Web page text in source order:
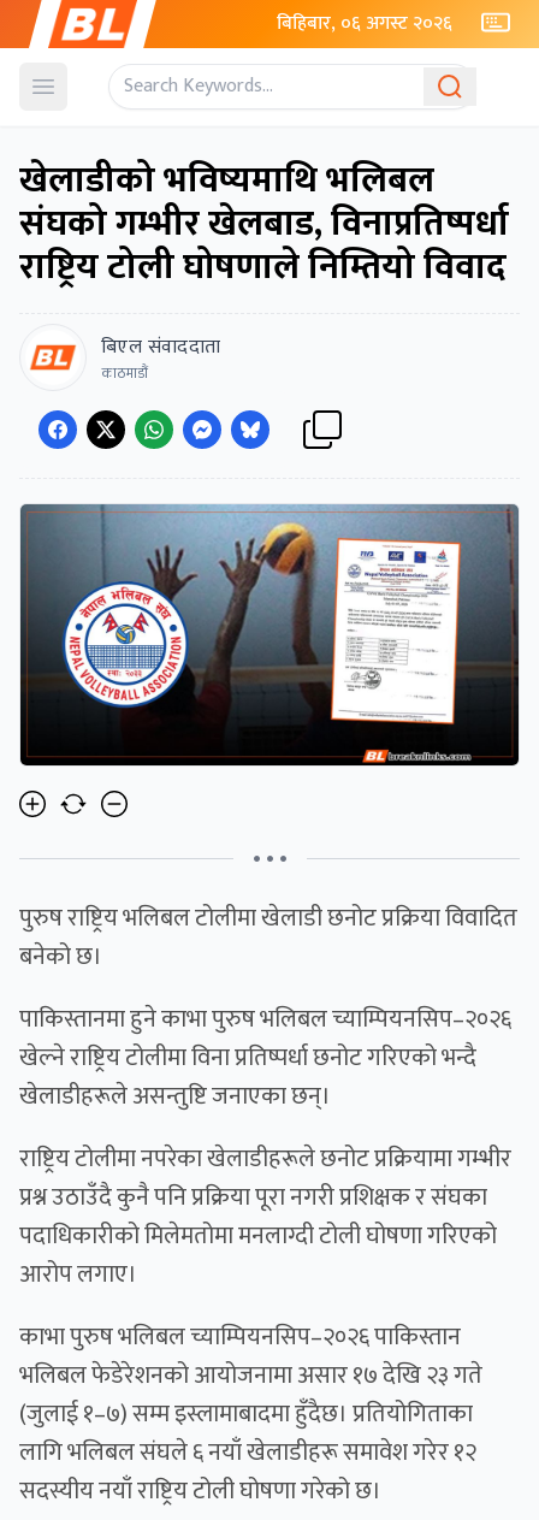
बिहिबार, ०६ अगस्ट २०२६
Open menu
खेलाडीको भविष्यमाथि भलिबल
संघको गम्भीर खेलबाड, विनाप्रतिष्पर्धा
राष्ट्रिय टोली घोषणाले निम्तियो विवाद
बिएल संवाददाता
काठमाडौं
• • •
पुरुष राष्ट्रिय भलिबल टोलीमा खेलाडी छनोट प्रक्रिया विवादित
बनेको छ।
पाकिस्तानमा हुने काभा पुरुष भलिबल च्याम्पियनसिप–२०२६
खेल्ने राष्ट्रिय टोलीमा विना प्रतिष्पर्धा छनोट गरिएको भन्दै
खेलाडीहरूले असन्तुष्टि जनाएका छन्।
राष्ट्रिय टोलीमा नपरेका खेलाडीहरूले छनोट प्रक्रियामा गम्भीर
प्रश्न उठाउँदै कुनै पनि प्रक्रिया पूरा नगरी प्रशिक्षक र संघका
पदाधिकारीको मिलेमतोमा मनलाग्दी टोली घोषणा गरिएको
आरोप लगाए।
काभा पुरुष भलिबल च्याम्पियनसिप–२०२६ पाकिस्तान
भलिबल फेडेरेशनको आयोजनामा असार १७ देखि २३ गते
(जुलाई १–७) सम्म इस्लामाबादमा हुँदैछ। प्रतियोगिताका
लागि भलिबल संघले ६ नयाँ खेलाडीहरू समावेश गरेर १२
सदस्यीय नयाँ राष्ट्रिय टोली घोषणा गरेको छ।